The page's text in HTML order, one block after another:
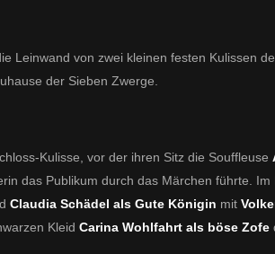
Leinwand von zwei kleinen festen Kulissen
der Sieben Zwerge.
Kulisse, vor der ihren Sitz die Souffleuse
das Publikum durch das Märchen führte. Im
Claudia Schädel als Gute Königin mit
Kleid Carina Wohlfahrt als böse Zofe